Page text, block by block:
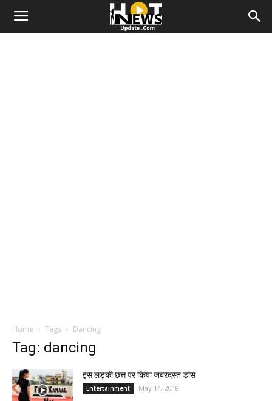
Home Tags Dancing
Tag: dancing
इस लड़की छत्त पर किया जबरदस्त डांस
Entertainment May 14, 2018